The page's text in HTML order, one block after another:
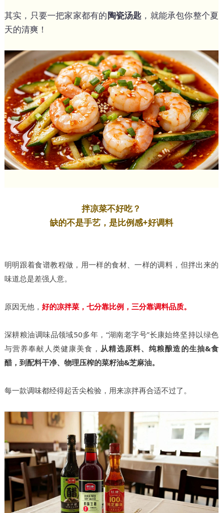
其实，只要一把家家都有的陶瓷汤匙 ，就能承包你整个夏
天的清爽！
拌凉菜不好吃？
缺的不是手艺，是比例感+好调料
明明跟着食谱教程做，用一样的食材、一样的调料，但拌出来的
味道总是差强人意。
原因无他， 好的凉拌菜，七分靠比例，三分靠调料品质。
深耕粮油调味品领域50多年，“湖南老字号”长康始终坚持以绿色
与营养奉献人类健康美食， 从精选原料、纯粮酿造的生抽&食
醋，到配料干净、 物理压榨的菜籽油&芝麻油。
每一款调味都经得起舌尖检验，用来凉拌再合适不过了。